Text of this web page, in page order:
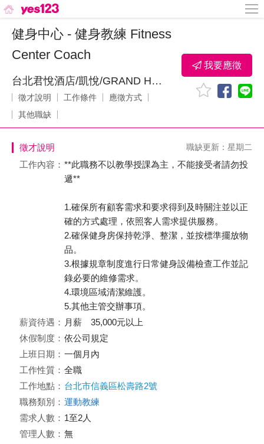
健身中心 - 健身教練 Fitness
Center Coach
台北君悅酒店/凱悅/GRAND HYATT TAIPEI_豐隆大飯店股份有限公司
徵才說明 工作條件
應徵方式
其他職缺
我要應徵
徵才說明 職缺更新：星期二
工作內容： **此職務不以教學授課為主，不能接受者請勿投
遞**
1.確保所有顧客需求和要求得到及時關注並以正
確的方式處理，依照客人需求提供服務。
2.確保健身房保持乾淨、整潔，並按標準擺放物
品。
3.根據規章制度進行日常健身設備檢查工作並記
錄必要的維修需求。
4.環境區域清潔維護。
5.其他主管交辦事項。
薪資待遇： 月薪 35,000元以上
休假制度： 依公司規定
上班日期： 一個月內
工作性質： 全職
工作地點： 台北市信義區松壽路2號
職務類別： 運動教練
需求人數： 1至2人
管理人數： 無